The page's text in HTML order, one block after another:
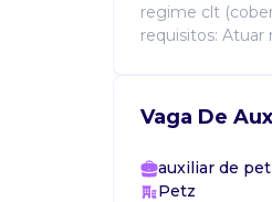
regime clt
requisitos: Atuar
Vaga De
auxiliar de
Petz